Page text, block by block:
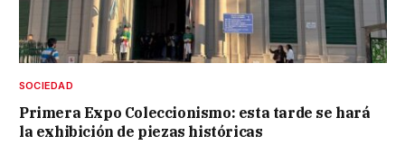
SOCIEDAD
Primera Expo Coleccionismo: esta tarde se hará
la exhibición de piezas históricas